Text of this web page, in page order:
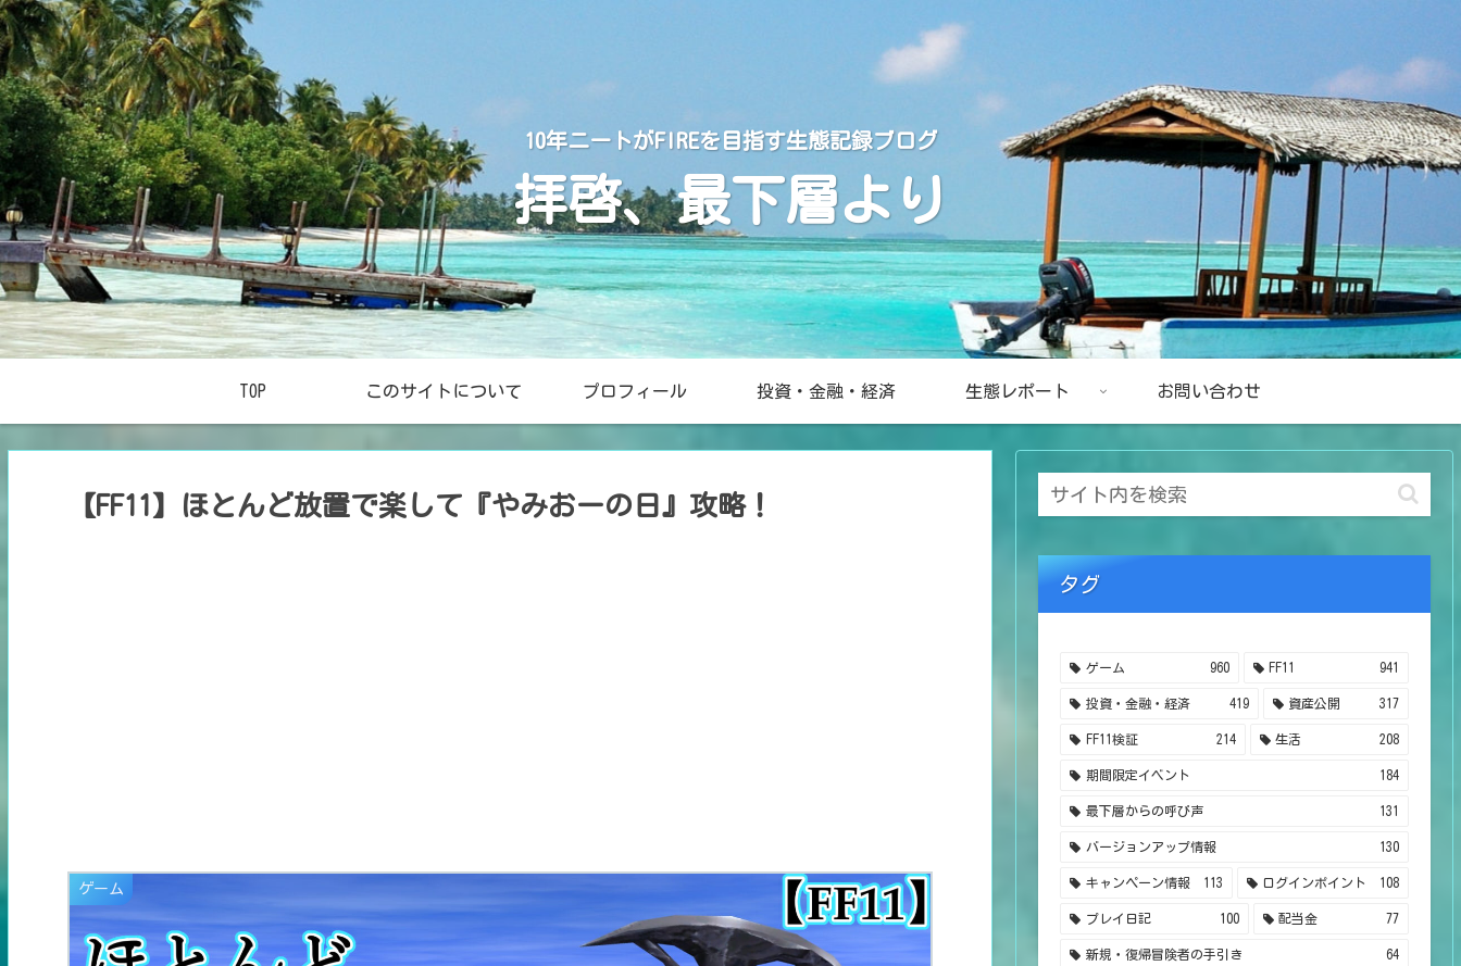
10年ニートがFIREを目指す生態記録ブログ
拝啓、最下層より
TOP このサイトについて プロフィール 投資・金融・経済 生態レポート お問い合わせ
【FF11】ほとんど放置で楽して『やみおーの日』攻略！
ゲーム
タグ
ゲーム 960 FF11 941
投資・金融・経済 419 資産公開 317
FF11検証 214 生活 208
期間限定イベント 184
最下層からの呼び声 131
バージョンアップ情報 130
キャンペーン情報 113 ログインポイント 108
プレイ日記 100 配当金 77
新規・復帰冒険者の手引き 64